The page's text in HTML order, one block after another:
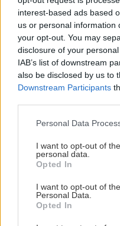
interest-based ads based
us or personal information
your opt-out. You may
disclosure of your
IAB’s list of downstream
also be disclosed by us to
Downstream Participants
Please note that this
not limited to your visit or
grant or deny consent to
use your data for below
consent section.
Personal Data
I want to opt-out of
personal data.
Opted In
I want to opt-out of
Personal Data.
Opted In
ktoré slnko svieti celý
deň
Môže aspirín zachrániť
ochabnuté izbové
rastliny? Pravda vás
možno prekvapí